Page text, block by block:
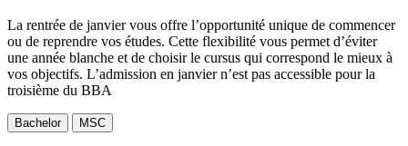
La rentrée de janvier vous offre l’opportunité unique de commencer
ou de reprendre vos études. Cette flexibilité vous permet d’éviter
une année blanche et de choisir le cursus qui correspond le mieux à
vos objectifs. L’admission en janvier n’est pas accessible pour la
troisième du BBA
Bachelor MSC